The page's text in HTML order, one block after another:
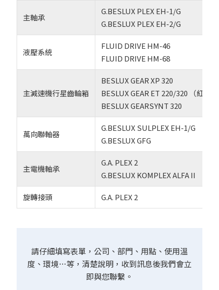
主軸承
G.BESLUX PLEX EH-1/G
G.BESLUX PLEX EH-2/G
液壓系統
FLUID DRIVE HM-46
FLUID DRIVE HM-68
主減速機行星齒輪箱
BESLUX GEAR XP 320
BESLUX GEAR ET 220/320 （紅色
BESLUX GEARSYNT 320
萬向聯軸器
G.BESLUX SULPLEX EH-1/G
G.BESLUX GFG
主電機軸承
G.A. PLEX 2
G.BESLUX KOMPLEX ALFA II
旋轉接頭 G.A. PLEX 2
請仔細填寫表單，公司、部門、用點、使用溫
度、環境…等，清楚說明，收到訊息後我們會立
即與您聯繫。